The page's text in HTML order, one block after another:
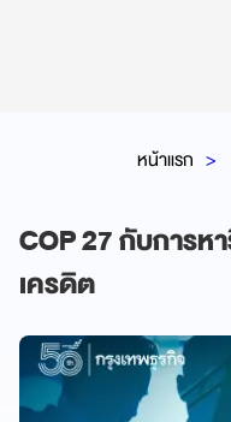
หน้าแรก
COP 27 กับการ
เครดิต